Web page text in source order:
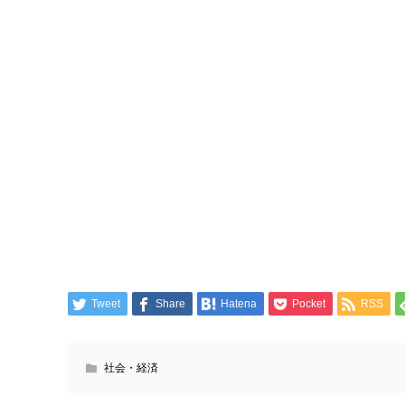
Tweet Share Hatena Pocket RSS
社会・経済